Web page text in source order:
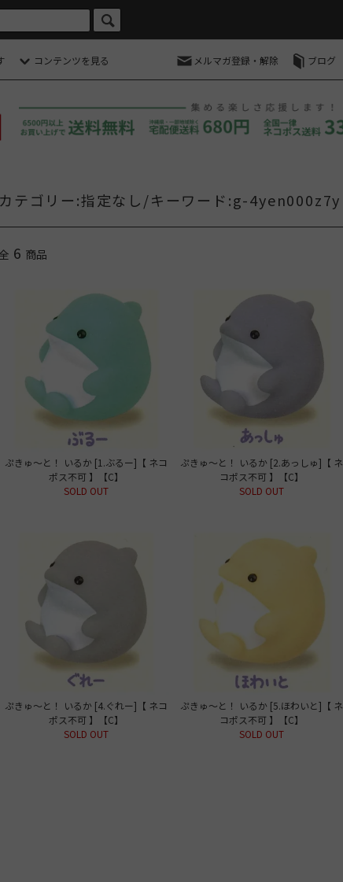
コンテンツを見る メルマガ登録・解除 ブログ
カテゴリー:指定なし/キーワード:g-4yen000z7y
6 商品
ぷきゅ～と！ いるか [1.ぶるー]【 ネコ
ポス不可 】【C】
SOLD OUT
ぷきゅ～と！ いるか [2.あっしゅ]【 ネ
コポス不可 】【C】
SOLD OUT
ぷきゅ～と！ いるか [4.ぐれー]【 ネコ
ポス不可 】【C】
SOLD OUT
ぷきゅ～と！ いるか [5.ほわいと]【 ネ
コポス不可 】【C】
SOLD OUT